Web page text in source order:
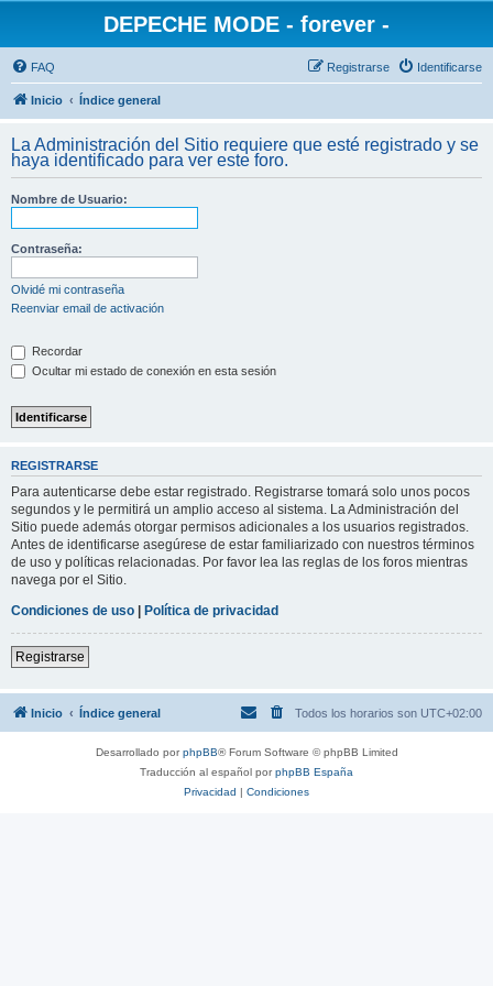
DEPECHE MODE - forever -
FAQ Identificarse
Registrarse
Inicio Índice general
La Administración del Sitio requiere que esté registrado y se
haya identificado para ver este foro.
Nombre de Usuario:
Contraseña:
Olvidé mi contraseña
Reenviar email de activación
Recordar
Ocultar mi estado de conexión en esta sesión
REGISTRARSE
Para autenticarse debe estar registrado. Registrarse tomará solo unos pocos
segundos y le permitirá un amplio acceso al sistema. La Administración del
Sitio puede además otorgar permisos adicionales a los usuarios registrados.
Antes de identificarse asegúrese de estar familiarizado con nuestros términos
de uso y políticas relacionadas. Por favor lea las reglas de los foros mientras
navega por el Sitio.
Condiciones de uso | Política de privacidad
Registrarse
Inicio Índice general Todos los horarios son UTC+02:00
Desarrollado porphpBB® Forum Software © phpBB Limited
Traducción al español porphpBB España
Privacidad | Condiciones